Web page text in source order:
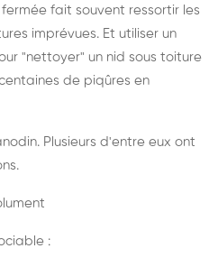
fait souvent ressortir les
imprévues. Et utiliser un
"nettoyer" un nid sous toiture
de piqûres en
Plusieurs d'entre eux ont
: